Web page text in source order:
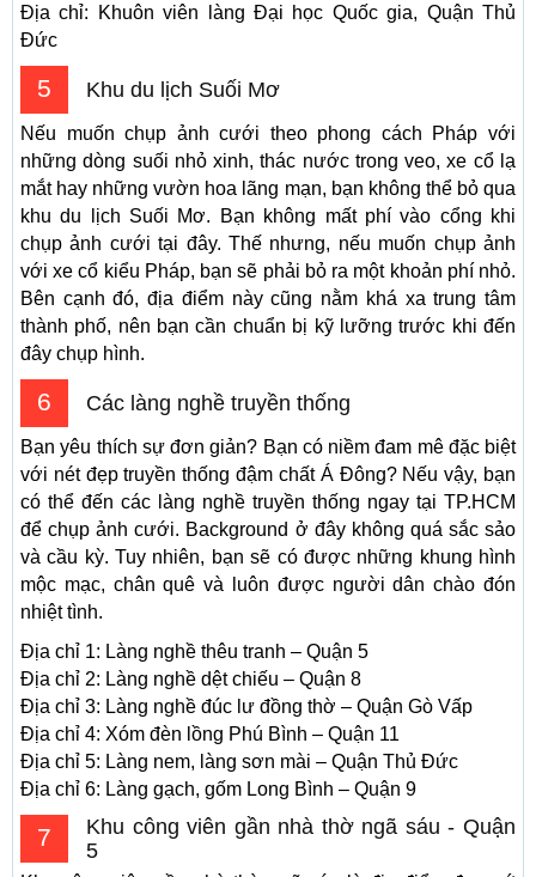
Địa chỉ: Khuôn viên làng Đại học Quốc gia, Quận Thủ
Đức
5 Khu du lịch Suối Mơ
Nếu muốn chụp ảnh cưới theo phong cách Pháp với
những dòng suối nhỏ xinh, thác nước trong veo, xe cổ lạ
mắt hay những vườn hoa lãng mạn, bạn không thể bỏ qua
khu du lịch Suối Mơ. Bạn không mất phí vào cổng khi
chụp ảnh cưới tại đây. Thế nhưng, nếu muốn chụp ảnh
với xe cổ kiểu Pháp, bạn sẽ phải bỏ ra một khoản phí nhỏ.
Bên cạnh đó, địa điểm này cũng nằm khá xa trung tâm
thành phố, nên bạn cần chuẩn bị kỹ lưỡng trước khi đến
đây chụp hình.
6 Các làng nghề truyền thống
Bạn yêu thích sự đơn giản? Bạn có niềm đam mê đặc biệt
với nét đẹp truyền thống đậm chất Á Đông? Nếu vậy, bạn
có thể đến các làng nghề truyền thống ngay tại TP.HCM
để chụp ảnh cưới. Background ở đây không quá sắc sảo
và cầu kỳ. Tuy nhiên, bạn sẽ có được những khung hình
mộc mạc, chân quê và luôn được người dân chào đón
nhiệt tình.
Địa chỉ 1: Làng nghề thêu tranh – Quận 5
Địa chỉ 2: Làng nghề dệt chiếu – Quận 8
Địa chỉ 3: Làng nghề đúc lư đồng thờ – Quận Gò Vấp
Địa chỉ 4: Xóm đèn lồng Phú Bình – Quận 11
Địa chỉ 5: Làng nem, làng sơn mài – Quận Thủ Đức
Địa chỉ 6: Làng gạch, gốm Long Bình – Quận 9
7
Khu công viên gần nhà thờ ngã sáu - Quận
5